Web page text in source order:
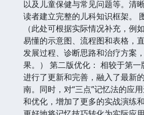
以及儿童保健与常见问题等。清
读者建立完整的儿科知识框架。
（此处可根据实际情况补充，例
易懂的示意图、流程图和表格，
发展过程、诊断思路和治疗方案
果。） 第二版优化： 相较于第
进行了更新和完善，融入了最新
南。同时，对“三点”记忆法的应
和优化，增加了更多的实战演练